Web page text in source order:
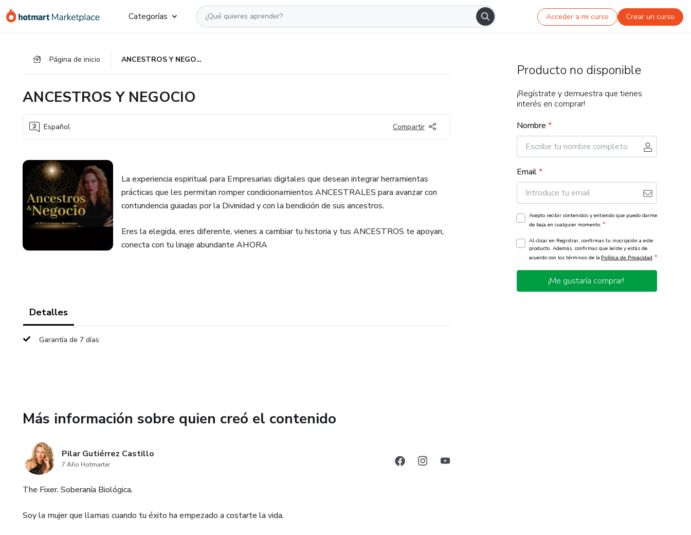
Categorías Acceder a mi curso Crear un curso
Página de inicio ANCESTROS Y NEGOCIO
ANCESTROS Y NEGOCIO
Español Compartir
La experiencia espiritual para Empresarias digitales que desean integrar herramientas
prácticas que les permitan romper condicionamientos ANCESTRALES para avanzar con
contundencia guiadas por la Divinidad y con la bendición de sus ancestros.
Eres la elegida, eres diferente, vienes a cambiar tu historia y tus ANCESTROS te apoyan,
conecta con tu linaje abundante AHORA
Detalles
Garantía de 7 días
Más información sobre quien creó el contenido
Pilar Gutiérrez Castillo
7 Año Hotmarter
The Fixer. Soberanía Biológica.
Soy la mujer que llamas cuando tu éxito ha empezado a costarte la vida.
Producto no disponible
¡Regístrate y demuestra que tienes
interés en comprar!
Nombre *
Email*
Acepto recibir contenidos y entiendo que puedo darme
de baja en cualquier momento. *
Al clicar en Registrar, confirmas tu inscripción a este
producto. Además, confirmas que leíste y estás de
acuerdo con los términos de la Política de Privacidad *
¡Me gustaría comprar!